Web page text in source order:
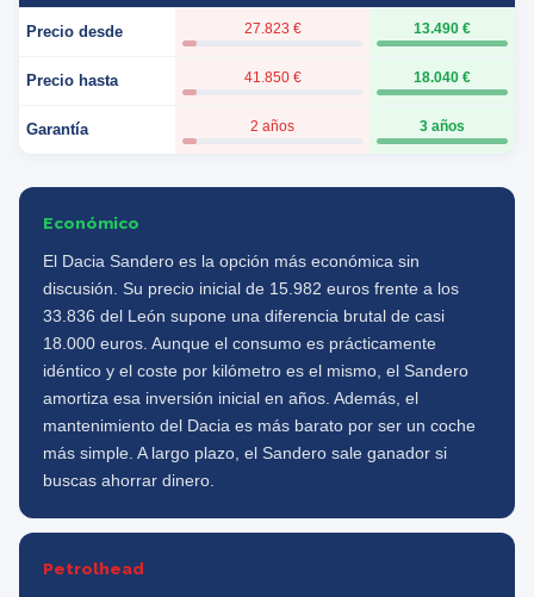
Precio desde 27.823 € 13.490 €
Precio hasta 41.850 € 18.040 €
Garantía 2 años 3 años
Económico
El Dacia Sandero es la opción más económica sin
discusión. Su precio inicial de 15.982 euros frente a los
33.836 del León supone una diferencia brutal de casi
18.000 euros. Aunque el consumo es prácticamente
idéntico y el coste por kilómetro es el mismo, el Sandero
amortiza esa inversión inicial en años. Además, el
mantenimiento del Dacia es más barato por ser un coche
más simple. A largo plazo, el Sandero sale ganador si
buscas ahorrar dinero.
Petrolhead